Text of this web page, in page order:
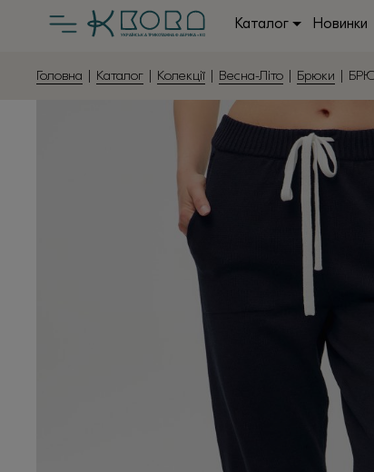
Каталог Новинки
Головна | Каталог | Колекції | Весна-Літо | Брюки |